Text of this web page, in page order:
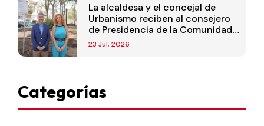
La alcaldesa y el concejal de
Urbanismo reciben al consejero
de Presidencia de la Comunidad
de Madrid
23 Jul, 2026
Categorías